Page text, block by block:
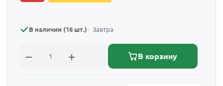
В наличии (16 шт.) Завтра
В корзину